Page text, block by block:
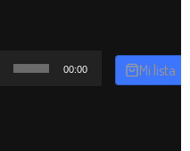
00:00 Mi lista